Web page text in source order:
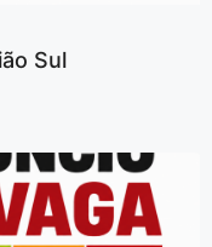
Sul